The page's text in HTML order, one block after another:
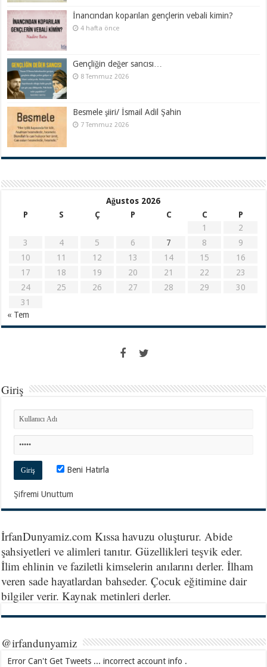
İnancından koparılan gençlerin vebali kimin?
4 hafta önce
Gençliğin değer sancısı…
8 Temmuz 2026
Besmele şiiri/ İsmail Adil Şahin
7 Temmuz 2026
Ağustos 2026
P
S Ç P C C
P
1
2
3
4 5 6 7 8
9
10
11 12 13 14 15
16
17
18 19 20 21 22
23
24
25 26 27 28 29
30
31
« Tem
Giriş
Beni Hatırla
Şifremi Unuttum
İrfanDunyamiz.com Kıssa havuzu oluşturur. Abide
şahsiyetleri ve alimleri tanıtır. Güzellikleri teşvik eder.
İlim ehlinin ve faziletli kimselerin anılarını derler. İlham
veren sade hayatlardan bahseder. Çocuk eğitimine dair
bilgiler verir. Kaynak metinleri derler.
@irfandunyamiz
Error Can't Get Tweets ... incorrect account info .